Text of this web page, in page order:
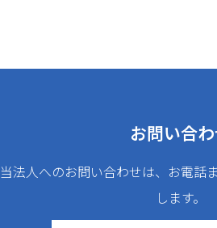
お問い合
当法人へのお問い合わせは、お電話
します。